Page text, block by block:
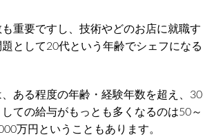
重要ですし、技術やどのお店に就職す
として20代という年齢でシェフになる
ある程度の年齢・経験年数を超え、30
ての給与がもっとも多くなるのは50～
万円ということもあります。